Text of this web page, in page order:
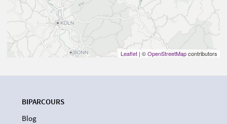
Leaflet | ©OpenStreetMapcontributors
BIPARCOURS
Blog